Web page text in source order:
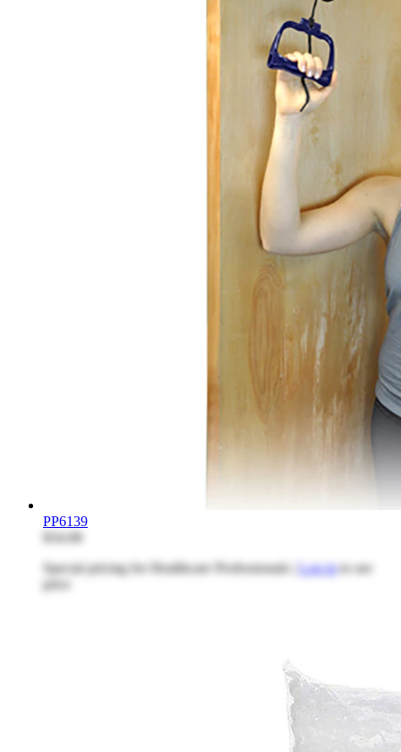
PP6139
$34.08
Special pricing for Healthcare Professionals | Log into see
price